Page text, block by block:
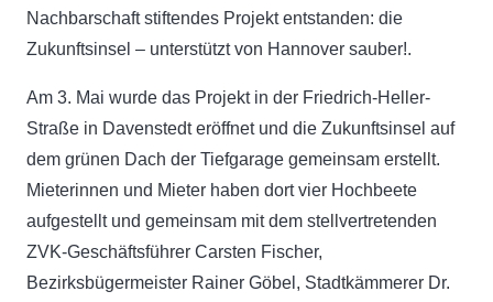
Nachbarschaft stiftendes Projekt entstanden: die
Zukunftsinsel – unterstützt von Hannover sauber!.
Am 3. Mai wurde das Projekt in der Friedrich-Heller-
Straße in Davenstedt eröffnet und die Zukunftsinsel auf
dem grünen Dach der Tiefgarage gemeinsam erstellt.
Mieterinnen und Mieter haben dort vier Hochbeete
aufgestellt und gemeinsam mit dem stellvertretenden
ZVK-Geschäftsführer Carsten Fischer,
Bezirksbügermeister Rainer Göbel, Stadtkämmerer Dr.